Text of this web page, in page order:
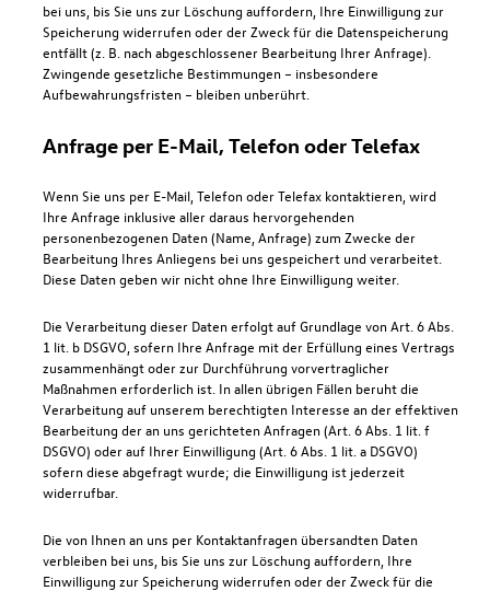
bei uns, bis Sie uns zur Löschung auffordern, Ihre Einwilligung zur
Speicherung widerrufen oder der Zweck für die Datenspeicherung
entfällt (z. B. nach abgeschlossener Bearbeitung Ihrer Anfrage).
Zwingende gesetzliche Bestimmungen – insbesondere
Aufbewahrungsfristen – bleiben unberührt.
Anfrage per E-Mail, Telefon oder Telefax
Wenn Sie uns per E-Mail, Telefon oder Telefax kontaktieren, wird
Ihre Anfrage inklusive aller daraus hervorgehenden
personenbezogenen Daten (Name, Anfrage) zum Zwecke der
Bearbeitung Ihres Anliegens bei uns gespeichert und verarbeitet.
Diese Daten geben wir nicht ohne Ihre Einwilligung weiter.
Die Verarbeitung dieser Daten erfolgt auf Grundlage von Art. 6 Abs.
1 lit. b DSGVO, sofern Ihre Anfrage mit der Erfüllung eines Vertrags
zusammenhängt oder zur Durchführung vorvertraglicher
Maßnahmen erforderlich ist. In allen übrigen Fällen beruht die
Verarbeitung auf unserem berechtigten Interesse an der effektiven
Bearbeitung der an uns gerichteten Anfragen (Art. 6 Abs. 1 lit. f
DSGVO) oder auf Ihrer Einwilligung (Art. 6 Abs. 1 lit. a DSGVO)
sofern diese abgefragt wurde; die Einwilligung ist jederzeit
widerrufbar.
Die von Ihnen an uns per Kontaktanfragen übersandten Daten
verbleiben bei uns, bis Sie uns zur Löschung auffordern, Ihre
Einwilligung zur Speicherung widerrufen oder der Zweck für die